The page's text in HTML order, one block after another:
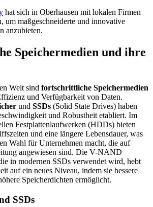
hat sich in Oberhausen mit lokalen Firmen
um maßgeschneiderte und innovative
anzubieten.
Speichermedien und ihre
Welt sind fortschrittliche Speichermedien
und Verfügbarkeit von Daten.
und SSDs (Solid State Drives) haben
und Robustheit etabliert. Im
Festplattenlaufwerken (HDDs) bieten
und eine längere Lebensdauer, was
Wahl für Unternehmen macht, die auf
angewiesen sind. Die V-NAND
in modernen SSDs verwendet wird, hebt
auf ein neues Niveau, indem sie bessere
Speicherdichten ermöglicht.
SSDs